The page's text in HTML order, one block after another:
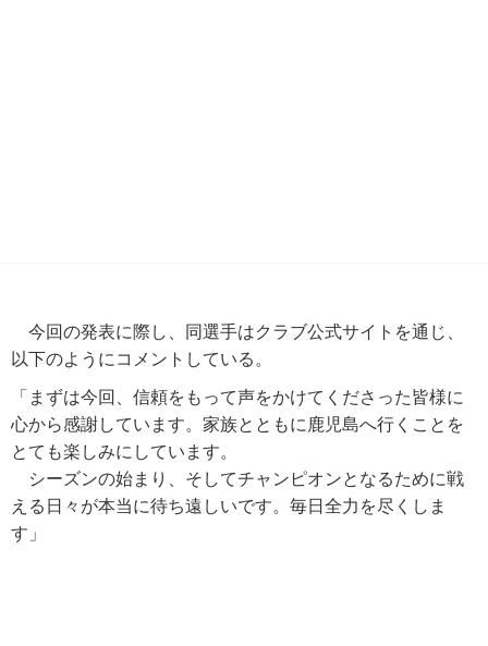
今回の発表に際し、同選手はクラブ公式サイトを通じ、
以下のようにコメントしている。
「まずは今回、信頼をもって声をかけてくださった皆様に
心から感謝しています。家族とともに鹿児島へ行くことを
とても楽しみにしています。
シーズンの始まり、そしてチャンピオンとなるために戦
える日々が本当に待ち遠しいです。毎日全力を尽くしま
す」